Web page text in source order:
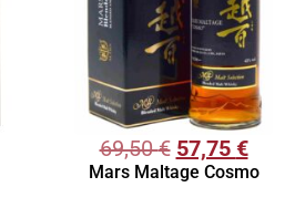
69,50€ 57,75 €
Mars Maltage Cosmo